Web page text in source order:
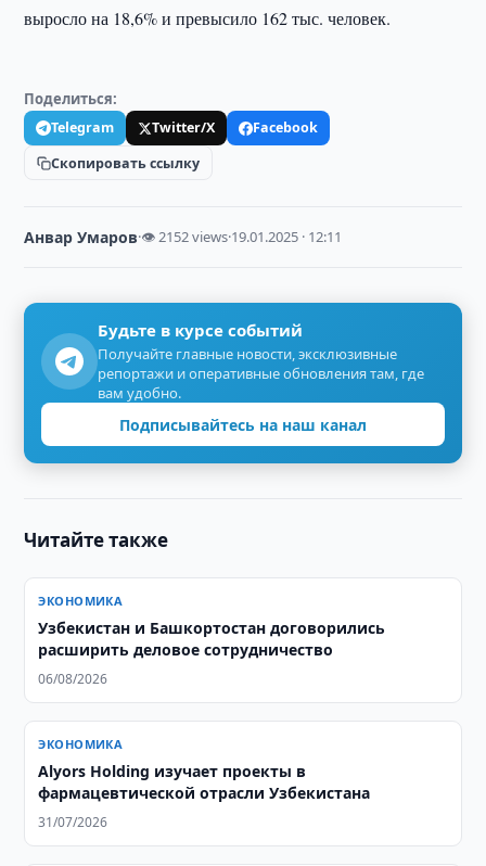
выросло на 18,6% и превысило 162 тыс. человек.
Поделиться:
Telegram Twitter/X
Facebook
Скопировать ссылку
Анвар Умаров·👁 2152 views·19.01.2025 · 12:11
Будьте в курсе событий
Получайте главные новости, эксклюзивные
репортажи и оперативные обновления там, где
вам удобно.
Подписывайтесь на наш канал
Читайте также
ЭКОНОМИКА
Узбекистан и Башкортостан договорились
расширить деловое сотрудничество
06/08/2026
ЭКОНОМИКА
Alyors Holding изучает проекты в
фармацевтической отрасли Узбекистана
31/07/2026